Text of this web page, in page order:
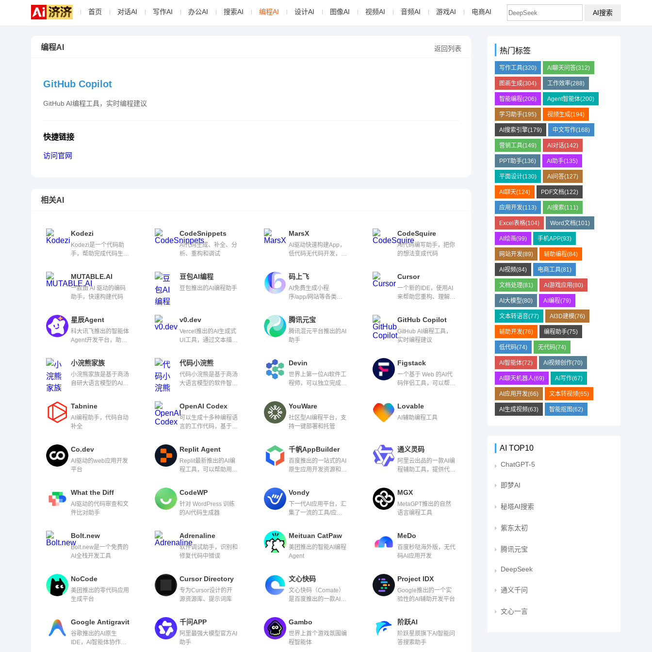
首页 对话AI 写作AI 办公AI 搜索AI 编程AI 设计AI 图像AI 视频AI 音频AI 游戏AI 电商AI AI搜索
返回列表
编程AI
GitHub Copilot
GitHub AI编程工具，实时编程建议
快捷链接
访问官网
相关AI
Kodezi
Kodezi是一个代码助
手，帮助完成代码生
CodeSnippets
AI代码生成、补全、分
析、重构和调试
MarsX
AI驱动快速构建App，
低代码无代码开发，改
CodeSquire
AI代码编写助手，把你
的想法变成代码
MUTABLE.AI
一款由 AI 驱动的编码
助手，快速构建代码
豆包AI编程
豆包推出的AI编程助手
码上飞
AI免费生成小程
序/app/网站等各类应
Cursor
一个新的IDE，使用AI
来帮助您重构、理解、
星辰Agent
科大讯飞推出的智能体
Agent开发平台，助力
智能体
v0.dev
Vercel推出的AI生成式
UI工具，通过文本描述
腾讯元宝
腾讯混元平台推出的AI
助手
GitHub Copilot
GitHub AI编程工具，
实时编程建议
小浣熊家族
小浣熊家族是基于商汤
自研大语言模型的AI助
手两大功能模块
代码小浣熊
代码小浣熊是基于商汤
大语言模型的软件智能
码编写、软件测试等环
节
Devin
世界上第一位AI软件工
程师，可以独立完成各
Figstack
一个基于 Web 的AI代
码伴侣工具，可以帮助
Tabnine
AI编程助手，代码自动
补全
OpenAI Codex
可以生成十多种编程语
言的工作代码，基于
YouWare
社区型AI编程平台，支
持一键部署和托管
Lovable
AI辅助编程工具
Co.dev
AI驱动的web应用开发
平台
Replit Agent
Replit最新推出的AI编
程工具，可以帮助用户
千帆AppBuilder
百度推出的一站式的AI
原生应用开发资源和工
生应用。
通义灵码
阿里云出品的一款AI编
程辅助工具，提供代码
What the Diff
AI驱动的代码审查和文
件比对助手
CodeWP
针对 WordPress 训练
的AI代码生成器
Vondy
下一代AI应用平台，汇
集了一流的工具/应用
MGX
MetaGPT推出的自然
语言编程工具
Bolt.new
Bolt.new是一个免费的
AI全栈开发工具
Adrenaline
软件调试助手，识别和
修复代码中错误
Meituan CatPaw
美团推出的智能AI编程
Agent
MeDo
百度秒哒海外版，无代
码AI应用开发
NoCode
美团推出的零代码应用
生成平台
Cursor Directory
专为Cursor设计的开
源资源库、提示词库
文心快码
文心快码（Comate）
是百度推出的一款AI辅
Project IDX
Google推出的一个实
验性的AI辅助开发平台
Google Antigravity
谷歌推出的AI原生
IDE，AI智能体协作开
千问APP
阿里最强大模型官方AI
助手
Gambo
世界上首个游戏氛围编
程智能体
阶跃AI
阶跃星辰旗下AI智能问
答搜索助手
热门标签
写作工具(320) AI聊天问答(312)
图画生成(304) 工作效率(288)
智能编程(206) Agent智能体(200)
学习助手(195) 视频生成(194)
AI搜索引擎(179) 中文写作(168)
营销工具(149) AI对话(142)
PPT助手(136) AI助手(135)
平面设计(130) AI问答(127)
AI聊天(124) PDF文档(122)
应用开发(113) AI搜索(111)
Excel表格(104) Word文档(101)
AI绘画(99) 手机APP(93)
网站开发(89) 辅助编程(84)
AI视频(84) 电商工具(81)
文档处理(81) AI游戏应用(80)
AI大模型(80) AI编程(79)
文本转语音(77) AI3D建模(76)
辅助开发(76) 编程助手(75)
低代码(74) 无代码(74)
AI智能体(72) AI视频创作(70)
AI聊天机器人(69) AI写作(67)
AI应用开发(66) 文本转视频(65)
AI生成视频(63) 智能抠图(62)
AI TOP10
ChatGPT-5
即梦AI
秘塔AI搜索
紫东太初
腾讯元宝
DeepSeek
通义千问
文心一言